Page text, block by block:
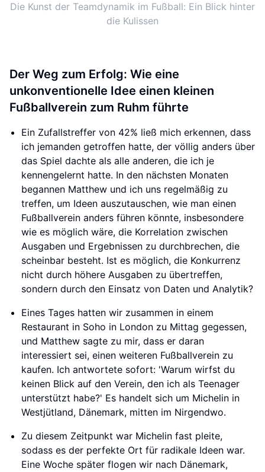
Die Kunst der Teamdynamik im Fußball: Ein Blick hinter
die Kulissen
Der Weg zum Erfolg: Wie eine
unkonventionelle Idee einen kleinen
Fußballverein zum Ruhm führte
Ein Zufallstreffer von 42% ließ mich erkennen, dass
ich jemanden getroffen hatte, der völlig anders über
das Spiel dachte als alle anderen, die ich je
kennengelernt hatte. In den nächsten Monaten
begannen Matthew und ich uns regelmäßig zu
treffen, um Ideen auszutauschen, wie man einen
Fußballverein anders führen könnte, insbesondere
wie es möglich wäre, die Korrelation zwischen
Ausgaben und Ergebnissen zu durchbrechen, die
scheinbar besteht. Ist es möglich, die Konkurrenz
nicht durch höhere Ausgaben zu übertreffen,
sondern durch den Einsatz von Daten und Analytik?
Eines Tages hatten wir zusammen in einem
Restaurant in Soho in London zu Mittag gegessen,
und Matthew sagte zu mir, dass er daran
interessiert sei, einen weiteren Fußballverein zu
kaufen. Ich antwortete sofort: 'Warum wirfst du
keinen Blick auf den Verein, den ich als Teenager
unterstützt habe?' Es handelt sich um Michelin in
Westjütland, Dänemark, mitten im Nirgendwo.
Zu diesem Zeitpunkt war Michelin fast pleite,
sodass es der perfekte Ort für radikale Ideen war.
Eine Woche später flogen wir nach Dänemark,